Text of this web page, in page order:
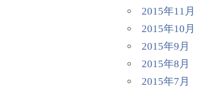
2015年11月
2015年10月
2015年9月
2015年8月
2015年7月